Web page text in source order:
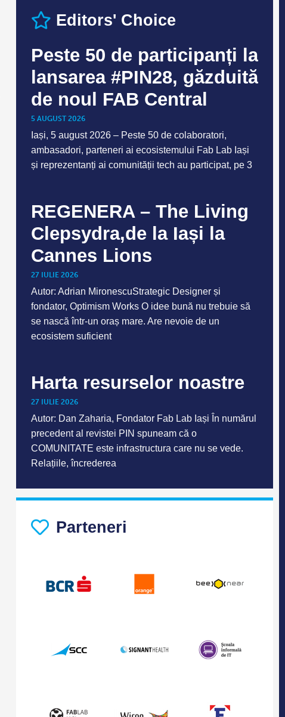
Editors' Choice
Peste 50 de participanți la
lansarea #PIN28, găzduită
de noul FAB Central
5 AUGUST 2026
Iași, 5 august 2026 – Peste 50 de colaboratori,
ambasadori, parteneri ai ecosistemului Fab Lab Iași
și reprezentanți ai comunității tech au participat, pe 3
REGENERA – The Living
Clepsydra,de la Iași la
Cannes Lions
27 IULIE 2026
Autor: Adrian MironescuStrategic Designer și
fondator, Optimism Works O idee bună nu trebuie să
se nască într-un oraș mare. Are nevoie de un
ecosistem suficient
Harta resurselor noastre
27 IULIE 2026
Autor: Dan Zaharia, Fondator Fab Lab Iași În numărul
precedent al revistei PIN spuneam că o
COMUNITATE este infrastructura care nu se vede.
Relațiile, încrederea
Parteneri